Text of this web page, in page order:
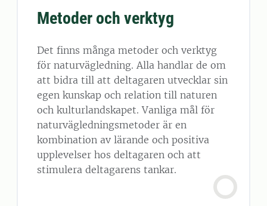
Metoder och verktyg
Det finns många metoder och verktyg
för naturvägledning. Alla handlar de om
att bidra till att deltagaren utvecklar sin
egen kunskap och relation till naturen
och kulturlandskapet. Vanliga mål för
naturvägledningsmetoder är en
kombination av lärande och positiva
upplevelser hos deltagaren och att
stimulera deltagarens tankar.